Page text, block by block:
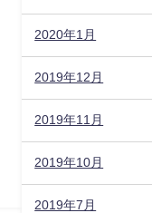
2020年1月
2019年12月
2019年11月
2019年10月
2019年7月